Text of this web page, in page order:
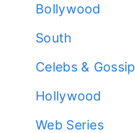
Bollywood
South
Celebs & Gossip
Hollywood
Web Series